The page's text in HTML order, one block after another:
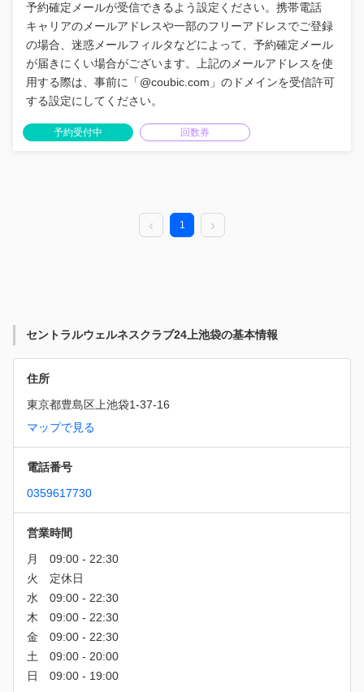
予約確定メールが受信できるよう設定ください。携帯電話
キャリアのメールアドレスや一部のフリーアドレスでご登録
の場合、迷惑メールフィルタなどによって、予約確定メール
が届きにくい場合がございます。上記のメールアドレスを使
用する際は、事前に「@coubic.com」のドメインを受信許可
する設定にしてください。
予約受付中 回数券
1
セントラルウェルネスクラブ24上池袋の基本情報
住所
東京都豊島区上池袋1-37-16
マップで見る
電話番号
0359617730
営業時間